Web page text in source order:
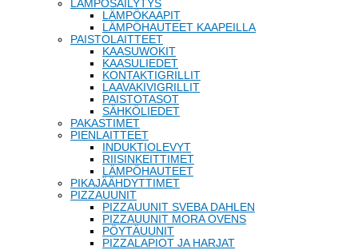
LÄMPÖSÄILYTYS
LÄMPÖKAAPIT
LÄMPÖHAUTEET KAAPEILLA
PAISTOLAITTEET
KAASUWOKIT
KAASULIEDET
KONTAKTIGRILLIT
LAAVAKIVIGRILLIT
PAISTOTASOT
SÄHKÖLIEDET
PAKASTIMET
PIENLAITTEET
INDUKTIOLEVYT
RIISINKEITTIMET
LÄMPÖHAUTEET
PIKAJÄÄHDYTTIMET
PIZZAUUNIT
PIZZAUUNIT SVEBA DAHLEN
PIZZAUUNIT MORA OVENS
PÖYTÄUUNIT
PIZZALAPIOT JA HARJAT